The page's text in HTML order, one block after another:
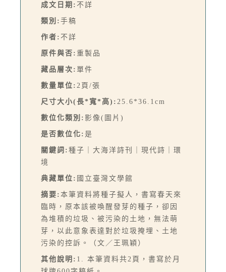
成文日期: 不詳
類別: 手稿
作者: 不詳
原件與否: 重製品
藏品層次: 單件
數量單位: 2頁/張
尺寸大小(長*寬*高): 25.6*36.1cm
數位化類別: 影像(圖片)
是否數位化: 是
關鍵詞: 種子｜大海洋詩刊｜現代詩｜環
境
典藏單位: 國立臺灣文學館
摘要: 本筆資料將種子擬人，書寫春天來
臨時，原本該被喚醒發芽的種子，卻因
為堆積的垃圾、被污染的土地，無法萌
芽，以此意象表達對於垃圾掩埋、土地
污染的控訴。（文／王珮穎）
其他說明: 1. 本筆資料共2頁，書寫於月